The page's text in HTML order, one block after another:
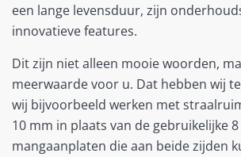
een lange levensduur, zijn
innovatieve features.
Dit zijn niet alleen mooie woorden,
meerwaarde voor u. Dat hebben wij
wij bijvoorbeeld werken met
10 mm in plaats van de gebruikelijke
mangaanplaten die aan beide zijden